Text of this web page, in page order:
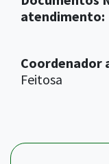
atendimento:
Coordenador
Feitosa